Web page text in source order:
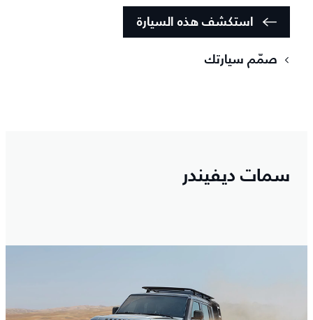
استكشف هذه السيارة
صمّم سيارتك
سمات ديفيندر